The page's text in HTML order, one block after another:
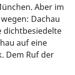
Aber im
Dachau
dichtbesiedelte
auf eine
Dem Ruf der